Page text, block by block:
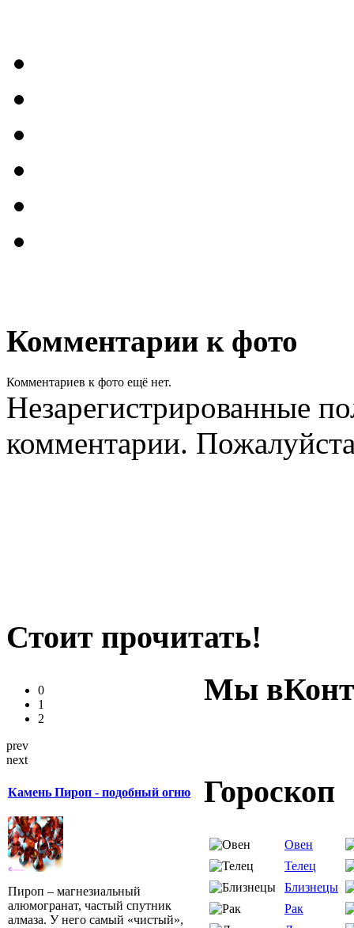
Комментарии к фото
Комментариев к фото ещё нет.
Незарегистрированные
комментарии.
Стоит прочитать!
0
1
2
prev
next
Камень Пироп - подобный огню
Пироп – магнезиальный
алюмогранат, частый спутник
алмаза. У него самый «чистый»,
Мы
Гороскоп
Овен
Телец
Близнецы
Рак